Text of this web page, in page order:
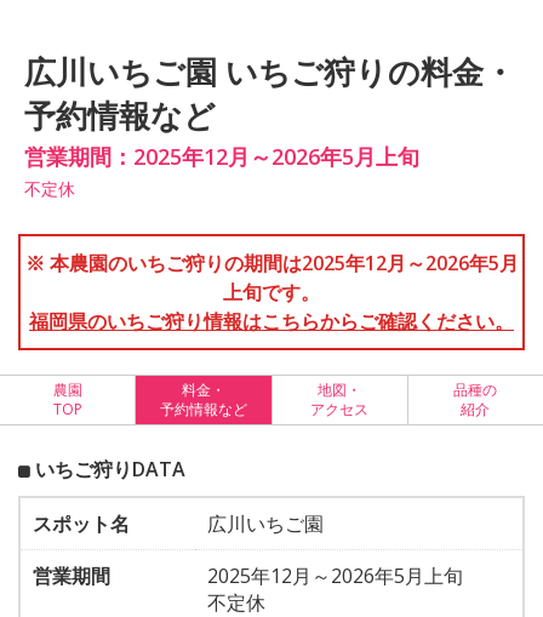
広川いちご園 いちご狩りの料金・
予約情報など
営業期間：2025年12月～2026年5月上旬
不定休
※ 本農園のいちご狩りの期間は2025年12月～2026年5月
上旬です。
福岡県のいちご狩り情報はこちらからご確認ください。
農園
TOP
料金・
予約情報など
地図・
アクセス
品種の
紹介
いちご狩りDATA
スポット名
広川いちご園
営業期間
2025年12月～2026年5月上旬
不定休